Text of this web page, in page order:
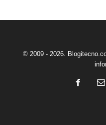
© 2009 - 2026.